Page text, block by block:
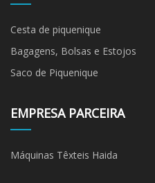
Cesta de piquenique
Bagagens, Bolsas e Estojos
Saco de Piquenique
EMPRESA PARCEIRA
Máquinas Têxteis Haida